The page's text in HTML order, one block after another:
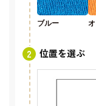
ブルー
位置を選ぶ